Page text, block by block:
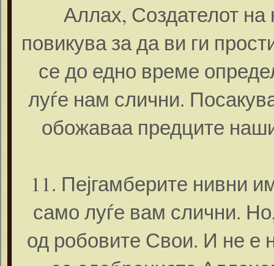
Аллах, Создателот на
повикува за да ви ги
се до едно време
луѓе нам слични.
обожаваа предците
11. Пејгамберите нивни
само луѓе вам слични.
од робовите Свои. И не е